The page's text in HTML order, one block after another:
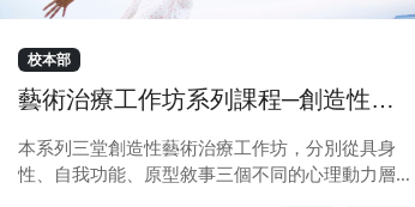
校本部
藝術治療工作坊系列課程─創造性藝
術治療多元專題工作坊
本系列三堂創造性藝術治療工作坊，分別從具身
性、自我功能、原型敘事三個不同的心理動力層面